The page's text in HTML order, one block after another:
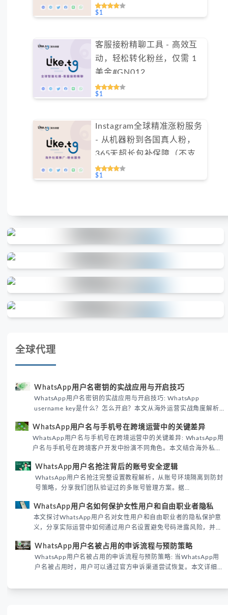
间（不支持免费测试）
$1
客服接粉精聊工具 - 高效互
动，轻松转化粉丝，仅需 1
美金#GN012
$1
Instagram全球精准涨粉服务
- 从机器粉到各国真人粉，
365天超长包补保障（不支
持免费测试）
$1
全球代理
WhatsApp用户名密钥的实战应用与开启技巧
WhatsApp用户名密钥的实战应用与开启技巧: WhatsApp
username key是什么？怎么开启？本文从海外运营实战角度解析
境团队高效触达目标客户。
WhatsApp用户名与手机号在跨境运营中的关键差异
WhatsApp用户名与手机号在跨境运营中的关键差异: WhatsApp用
户名与手机号在跨境客户开发中扮演不同角色。本文结合海外私域
际差异，帮助团队优化WhatsApp营销策略。
WhatsApp用户名抢注背后的账号安全逻辑
WhatsApp用户名抢注完整设置教程解析，从账号环境隔离到防封
号策略，分享我们团队验证过的多账号管理方案。据
性直接影响转化率。
WhatsApp用户名如何保护女性用户和自由职业者隐私
本文探讨WhatsApp用户名对女性用户和自由职业者的隐私保护意
义，分享实际运营中如何通过用户名设置避免号码泄露风险，并提
已成为全球数字沟通的首要考量。
WhatsApp用户名被占用的申诉流程与预防策略
WhatsApp用户名被占用的申诉流程与预防策略: 当WhatsApp用
户名被占用时，用户可以通过官方申诉渠道尝试恢复。本文详细解
账号安全。